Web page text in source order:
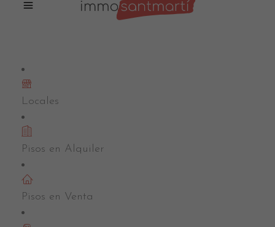
Locales
Pisos en Alquiler
Pisos en Venta